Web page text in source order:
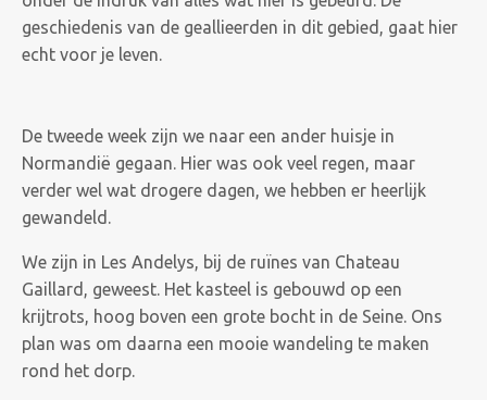
geschiedenis van de geallieerden in dit gebied, gaat hier
echt voor je leven.
De tweede week zijn we naar een ander huisje in
Normandië gegaan. Hier was ook veel regen, maar
verder wel wat drogere dagen, we hebben er heerlijk
gewandeld.
We zijn in Les Andelys, bij de ruïnes van Chateau
Gaillard, geweest. Het kasteel is gebouwd op een
krijtrots, hoog boven een grote bocht in de Seine. Ons
plan was om daarna een mooie wandeling te maken
rond het dorp.